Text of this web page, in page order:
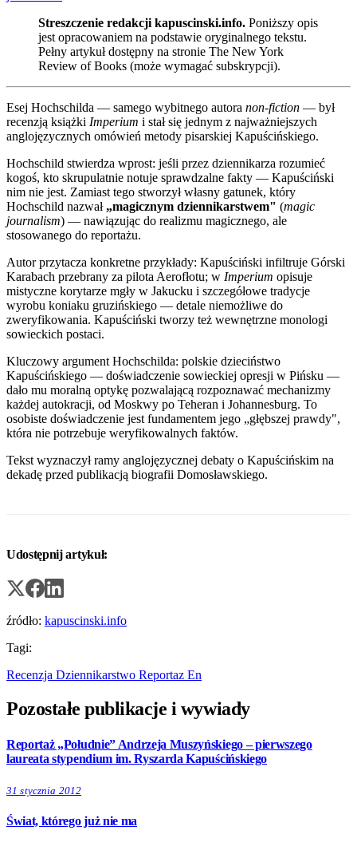
Streszczenie redakcji kapuscinski.info. Poniższy opis
jest opracowaniem na podstawie oryginalnego tekstu.
Pełny artykuł dostępny na stronie The New York
Review of Books (może wymagać subskrypcji).
Esej Hochschilda — samego wybitnego autora non-fiction — był
recenzją książki Imperium i stał się jednym z najważniejszych
anglojęzycznych omówień metody pisarskiej Kapuścińskiego.
Hochschild stwierdza wprost: jeśli przez dziennikarza rozumieć
kogoś, kto skrupulatnie notuje sprawdzalne fakty — Kapuściński
nim nie jest. Zamiast tego stworzył własny gatunek, który
Hochschild nazwał „magicznym dziennikarstwem" (magic
journalism) — nawiązując do realizmu magicznego, ale
stosowanego do reportażu.
Autor przytacza konkretne przykłady: Kapuściński infiltruje Górski
Karabach przebrany za pilota Aerofłotu; w Imperium opisuje
mistyczne korytarze mgły w Jakucku i szczegółowe tradycje
wyrobu koniaku gruzińskiego — detale niemożliwe do
zweryfikowania. Kapuściński tworzy też wewnętrzne monologi
sowieckich postaci.
Kluczowy argument Hochschilda: polskie dzieciństwo
Kapuścińskiego — doświadczenie sowieckiej opresji w Pińsku —
dało mu moralną optykę pozwalającą rozpoznawać mechanizmy
każdej autokracji, od Moskwy po Teheran i Johannesburg. To
osobiste doświadczenie jest fundamentem jego „głębszej prawdy",
która nie potrzebuje weryfikowalnych faktów.
Tekst wyznaczył ramy anglojęzycznej debaty o Kapuścińskim na
dekadę przed publikacją biografii Domosławskiego.
Udostępnij artykuł:
źródło: kapuscinski.info
Tagi:
Recenzja Dziennikarstwo Reportaz En
Pozostałe publikacje i wywiady
Reportaż „Południe” Andrzeja Muszyńskiego – pierwszego
laureata stypendium im. Ryszarda Kapuścińskiego
31 stycznia 2012
Świat, którego już nie ma